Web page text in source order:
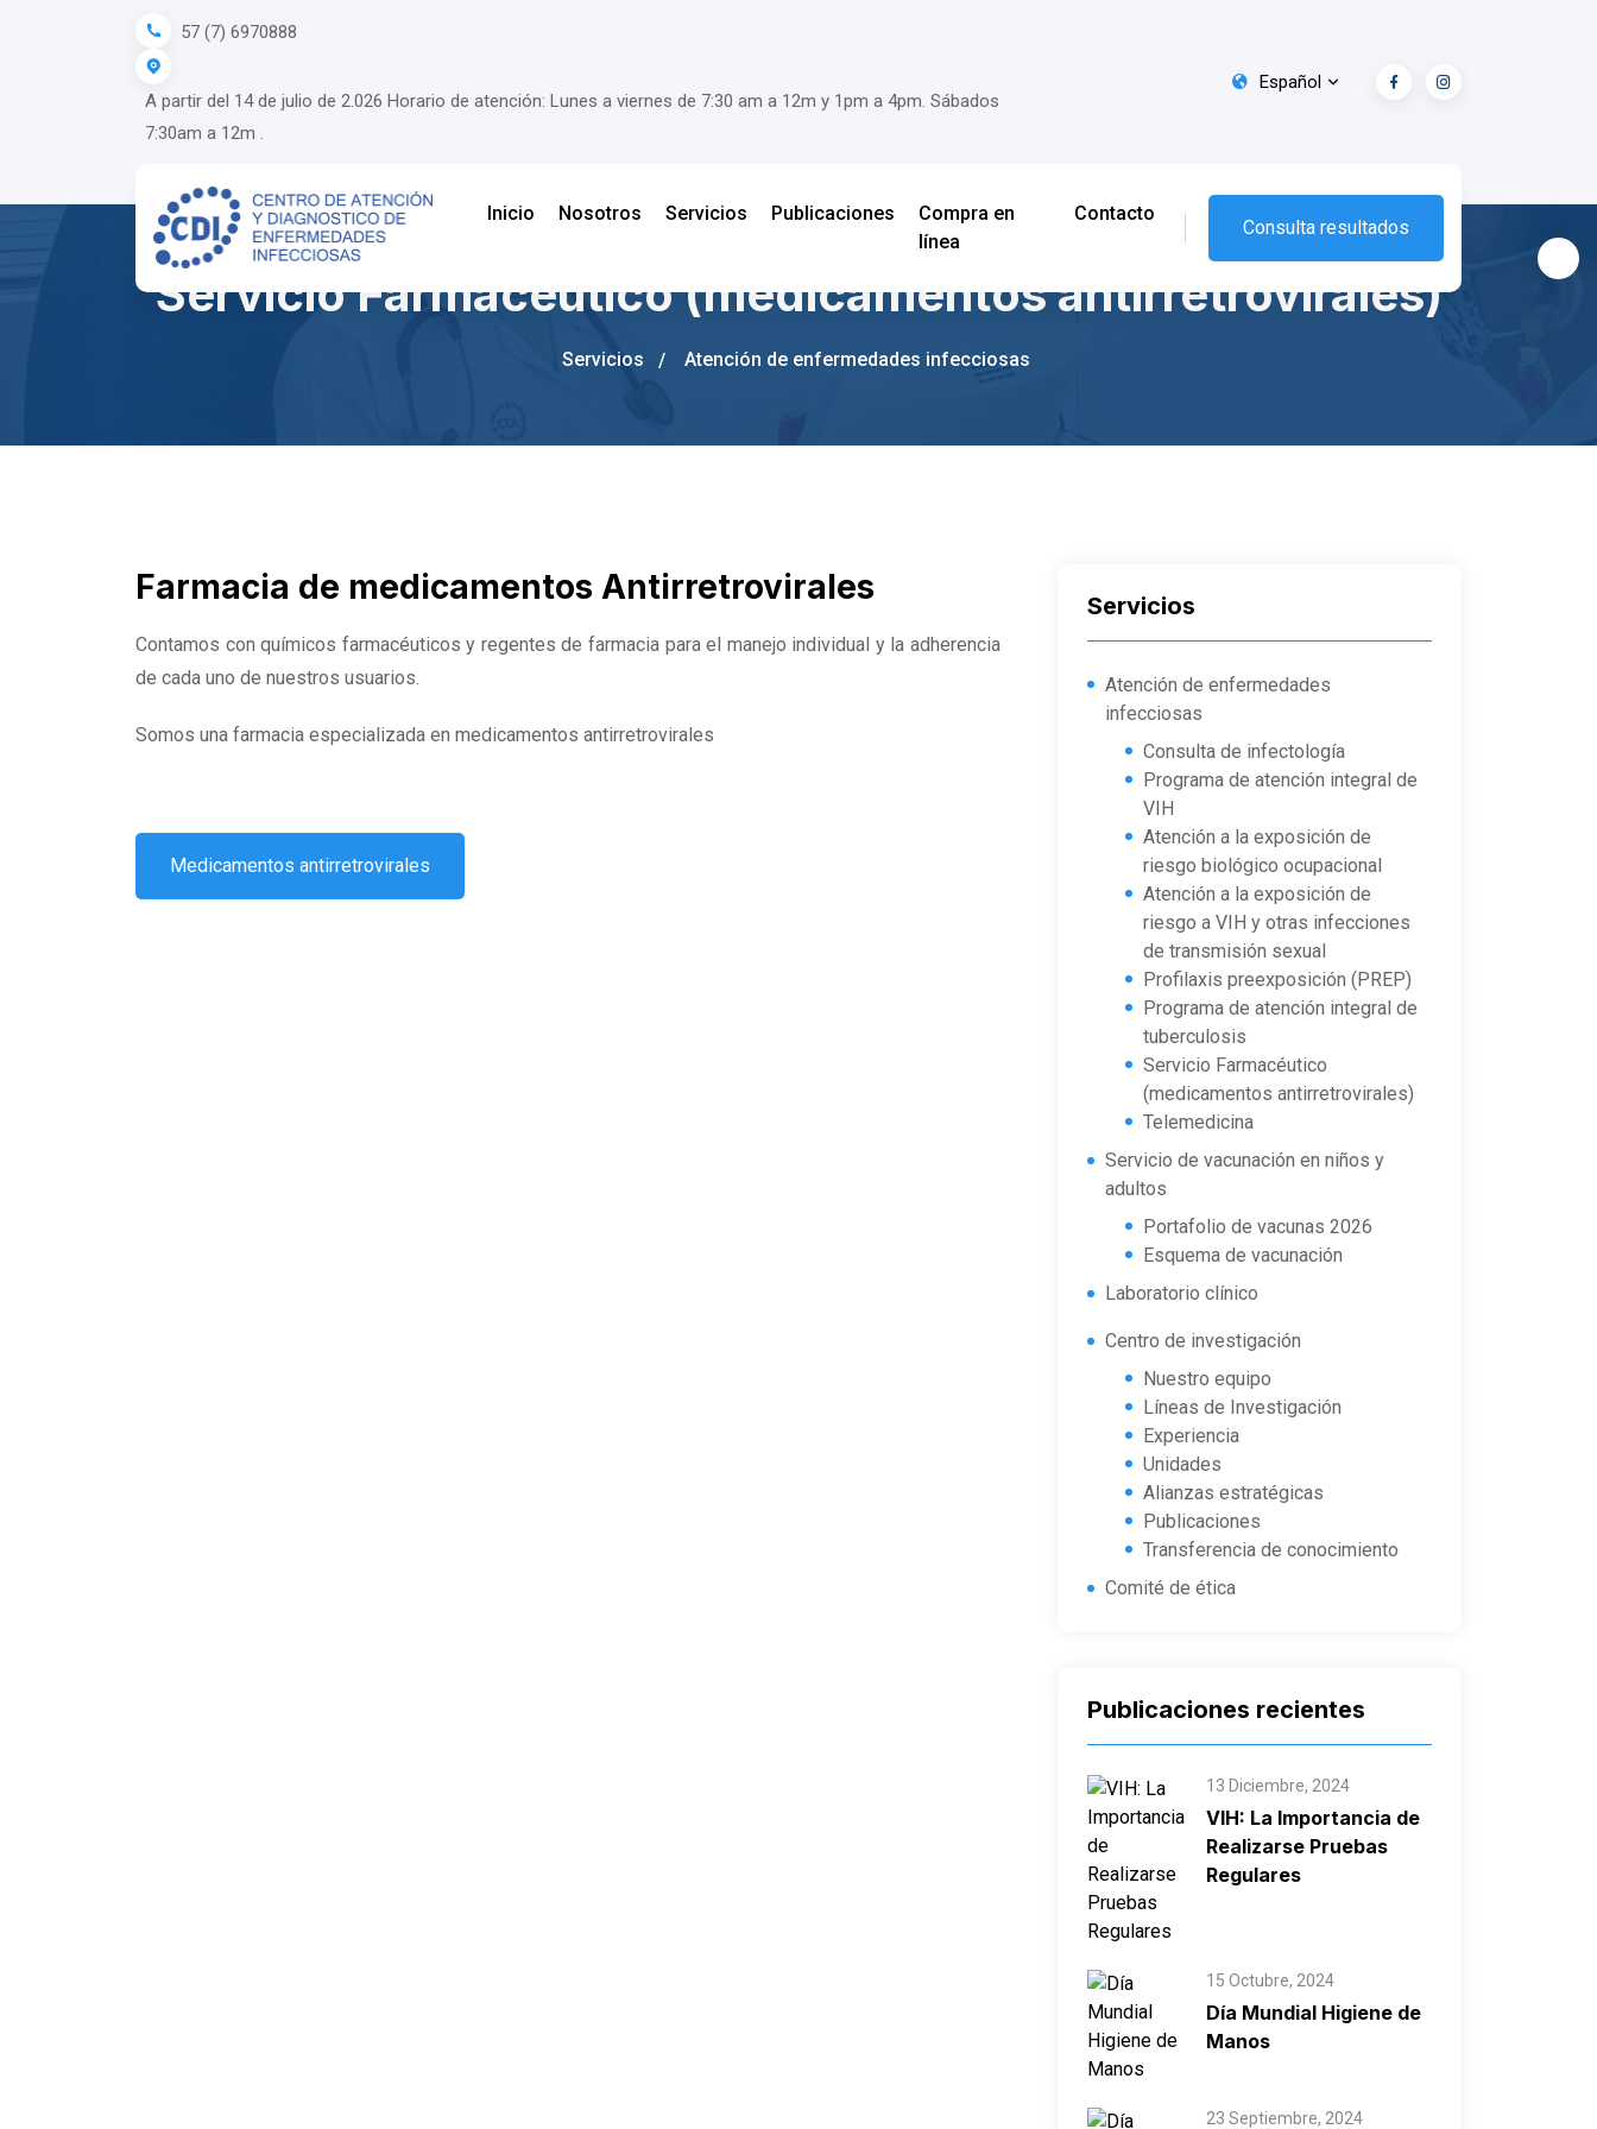
57 (7) 6970888
A partir del 14 de julio de 2.026 Horario de atención: Lunes a viernes de 7:30 am a 12m y 1pm a 4pm. Sábados
7:30am a 12m .
Español
Inicio Nosotros Servicios Publicaciones
Compra en
línea
Contacto
Consulta resultados
Servicio Farmacéutico (medicamentos antirretrovirales)
Servicios Atención de enfermedades infecciosas
Farmacia de medicamentos Antirretrovirales
Contamos con químicos farmacéuticos y regentes de farmacia para el manejo individual y la adherencia
de cada uno de nuestros usuarios.
Somos una farmacia especializada en medicamentos antirretrovirales
Medicamentos antirretrovirales
Servicios
Atención de enfermedades
infecciosas
Consulta de infectología
Programa de atención integral de
VIH
Atención a la exposición de
riesgo biológico ocupacional
Atención a la exposición de
riesgo a VIH y otras infecciones
de transmisión sexual
Profilaxis preexposición (PREP)
Programa de atención integral de
tuberculosis
Servicio Farmacéutico
(medicamentos antirretrovirales)
Telemedicina
Servicio de vacunación en niños y
adultos
Portafolio de vacunas 2026
Esquema de vacunación
Laboratorio clínico
Centro de investigación
Nuestro equipo
Líneas de Investigación
Experiencia
Unidades
Alianzas estratégicas
Publicaciones
Transferencia de conocimiento
Comité de ética
Publicaciones recientes
13 Diciembre, 2024
VIH: La Importancia de
Realizarse Pruebas
Regulares
15 Octubre, 2024
Día Mundial Higiene de
Manos
23 Septiembre, 2024